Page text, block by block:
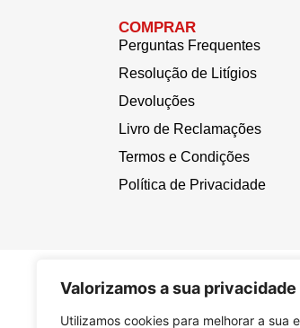
Valorizamos a sua privacidade
Utilizamos cookies para melhorar a sua
COMPRAR
Perguntas Frequentes
Resolução de Litígios
Devoluções
Livro de Reclamações
Termos e Condições
Política de Privacidade